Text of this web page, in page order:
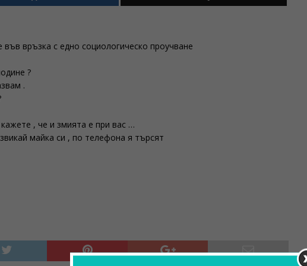
връзка с едно социологическо проучване
?
.
, че и змията е при вас …
майка си , по телефона я търсят